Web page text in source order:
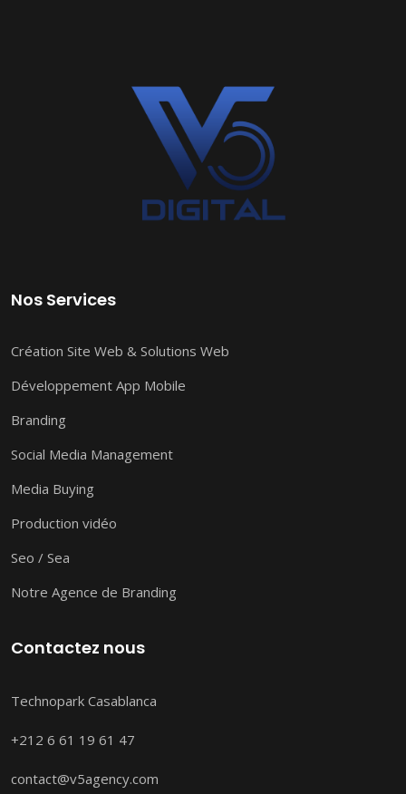
Nos Services
Création Site Web & Solutions Web
Développement App Mobile
Branding
Social Media Management
Media Buying
Production vidéo
Seo / Sea
Notre Agence de Branding
Contactez nous
Technopark Casablanca
+212 6 61 19 61 47
contact@v5agency.com